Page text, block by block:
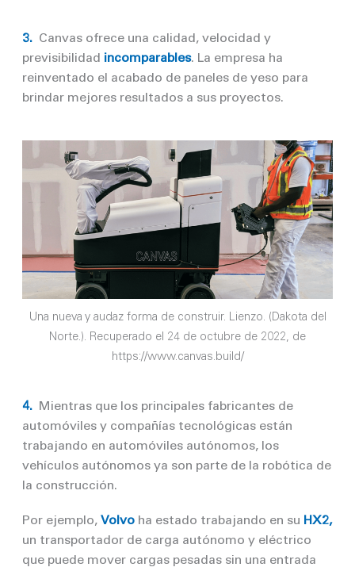
3. Canvasofrece una calidad, velocidad y
previsibilidad incomparables. La empresa ha
reinventado el acabado de paneles de yeso para
brindar mejores resultados a sus proyectos.
Una nueva y audaz forma de construir. Lienzo. (Dakota del
Norte.). Recuperado el 24 de octubre de 2022, de
https://www.canvas.build/
4.
Mientras que los principales fabricantes de
automóviles y compañías tecnológicas están
trabajando en automóviles autónomos, los
vehículos autónomos ya son parte de la robótica de
la construcción.
Por ejemplo, Volvo ha estado trabajando en su HX2,
un transportador de carga autónomo y eléctrico
que puede mover cargas pesadas sin una entrada